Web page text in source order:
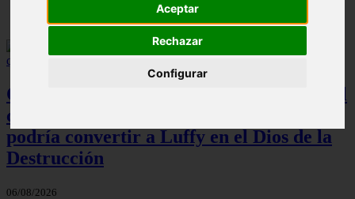
Aceptar
Rechazar
Configurar
One Piece: una nueva y alocada teoría del
capítulo 1190 sugiere que el Gear 5
podría convertir a Luffy en el Dios de la
Destrucción
06/08/2026